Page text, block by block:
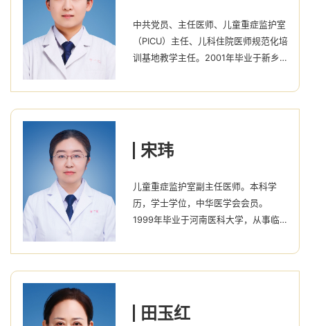
中共党员、主任医师、儿童重症监护室
（PICU）主任、儿科住院医师规范化培
训基地教学主任。2001年毕业于新乡
武汉大学，获硕士学位。2012年在上
海儿童医学中心进修儿童重症医学专
重症监护室进修。从事儿科临床工作20
余年，积累了丰富的临床经验，具有扎
儿科常见病、多发病的诊治及急危重症
的救治。发表医学专业论文10余篇。任
中国医师协会儿童重症分会神经重症学
宋玮
儿童重症监护室副主任医师。本科学
历，学士学位，中华医学会会员。
1999年毕业于河南医科大学，从事临
丰富的临床经验。擅长儿科常见病、多
发病的诊治及危重症的救治。2012年
的儿科急诊、重症监护室工作经验。在
儿童急危重症疾病的诊断治疗上积累了
田玉红